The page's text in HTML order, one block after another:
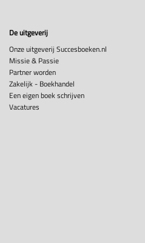
De uitgeverij
Onze uitgeverij Succesboeken.nl
Missie & Passie
Partner worden
Zakelijk - Boekhandel
Een eigen boek schrijven
Vacatures